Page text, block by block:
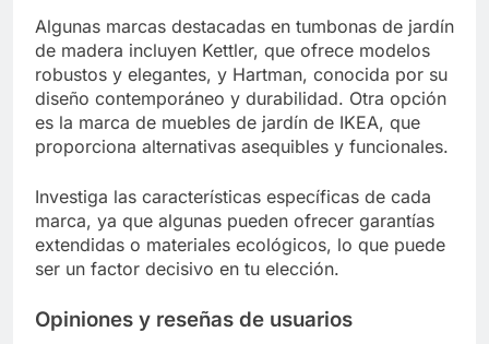
Algunas marcas destacadas en tumbonas de jardín
de madera incluyen Kettler, que ofrece modelos
robustos y elegantes, y Hartman, conocida por su
diseño contemporáneo y durabilidad. Otra opción
es la marca de muebles de jardín de IKEA, que
proporciona alternativas asequibles y funcionales.
Investiga las características específicas de cada
marca, ya que algunas pueden ofrecer garantías
extendidas o materiales ecológicos, lo que puede
ser un factor decisivo en tu elección.
Opiniones y reseñas de usuarios